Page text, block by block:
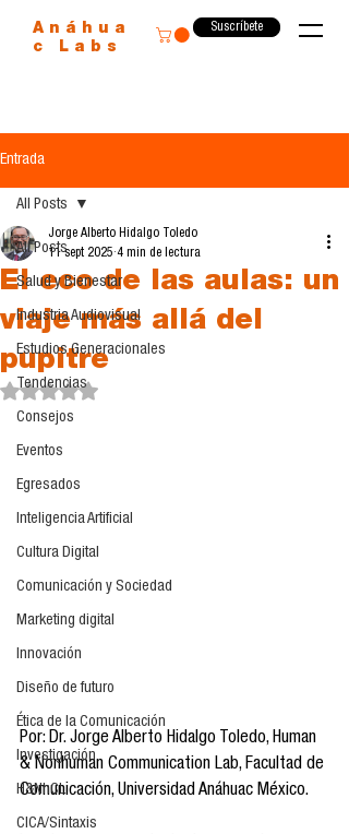
Anáhua
c Labs
Suscríbete
Entrada
All Posts
Salud y Bienestar
Industria Audiovisual
Estudios Generacionales
Tendencias
Consejos
Eventos
Egresados
Inteligencia Artificial
Cultura Digital
Comunicación y Sociedad
Marketing digital
Innovación
Diseño de futuro
Ética de la Comunicación
Investigación
H&NhCL
CICA/Sintaxis
All Posts
El eco de las aulas: un
viaje más allá del
pupitre
Jorge Alberto Hidalgo Toledo
11 sept 2025 4 min de lectura
Obtuvo NaN de 5 estrellas.
Por: Dr. Jorge Alberto Hidalgo Toledo, Human
& Nonhuman Communication Lab, Facultad de
Comunicación, Universidad Anáhuac México.